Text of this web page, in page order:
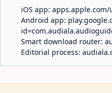
iOS app: apps.apple.com/
Android app:
Smart download router:
Editorial process: